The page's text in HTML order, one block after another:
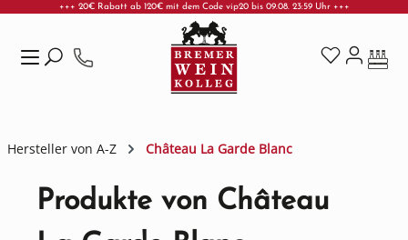
+++ 20€ Rabatt ab 120€ mit dem Code vip20 bis 09.08. 23:59 Uhr +++
Hersteller von A-Z Château La Garde Blanc
Produkte von Château